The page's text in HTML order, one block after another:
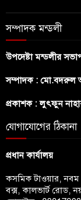
সম্পাদক মন্ডলী
উপদেষ্টা মন্ডলীর
সম্পাদক : মো.বদরুল
প্রকাশক : লুৎফুন
যোগাযোগের ঠিকানা
প্রধান কার্যালয়
কসমিক টাওয়ার,
বক্স, কালভার্ট রোড,